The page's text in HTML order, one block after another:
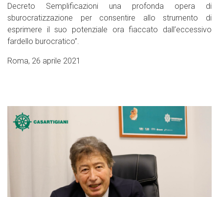
Decreto Semplificazioni una profonda opera di
sburocratizzazione per consentire allo strumento di
esprimere il suo potenziale ora fiaccato dall’eccessivo
fardello burocratico”.
Roma, 26 aprile 2021